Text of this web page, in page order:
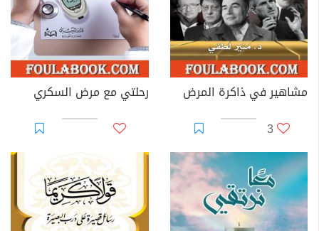
مشاهير في ذاكرة المرض
3
رحلتي مع مرض السكري